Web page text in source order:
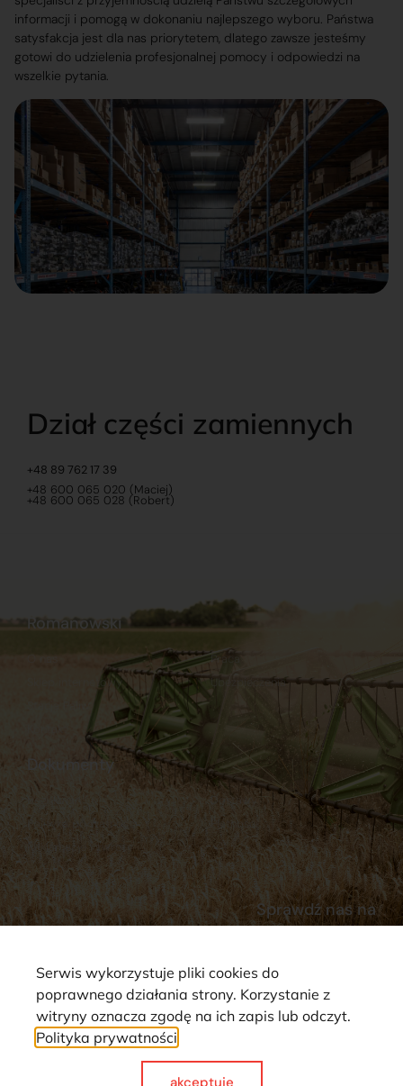
informacji i pomogą w dokonaniu najlepszego wyboru. Państwa
satysfakcja jest dla nas priorytetem, dlatego zawsze jesteśmy
gotowi do udzielenia profesjonalnej pomocy i odpowiedzi na
wszelkie pytania.
Dział części zamiennych
+48 89 762 17 39
+48 600 065 020 (Maciej)
+48 600 065 028 (Robert)
Dokumenty
Regulamin
Polityka prywatności
Reklamacje i zwroty
Dostawy
Płatności
Romanowski
Sklep internetowy
Praca
Ubezpieczenia
Sprawdź nas na
Strona wykorzystuje pliki cookie. Wszystkie prawa zastrzeżone ©
Serwis wykorzystuje pliki cookies do
poprawnego działania strony. Korzystanie z
witryny oznacza zgodę na ich zapis lub odczyt.
Polityka prywatności
akceptuje